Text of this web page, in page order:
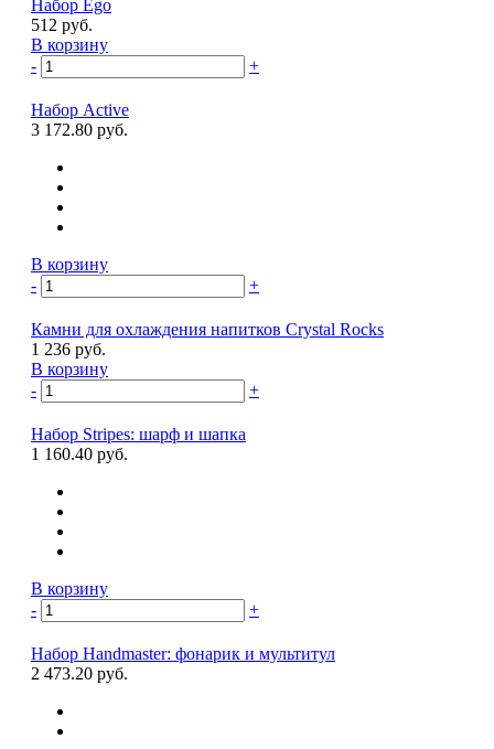
Набор Ego
512 руб.
В корзину
-
+
Набор Active
3 172.80 руб.
В корзину
-
+
Камни для охлаждения напитков Crystal Rocks
1 236 руб.
В корзину
-
+
Набор Stripes: шарф и шапка
1 160.40 руб.
В корзину
-
+
Набор Handmaster: фонарик и мультитул
2 473.20 руб.